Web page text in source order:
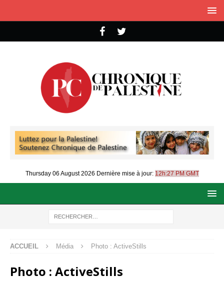
Thursday 06 August 2026 Dernière mise à jour: 12h:27 PM GMT
ACCUEIL Média Photo : ActiveStills
Photo : ActiveStills